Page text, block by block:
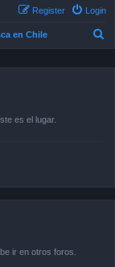
Login
Register
en Chile
es el lugar.
ir en otros foros.